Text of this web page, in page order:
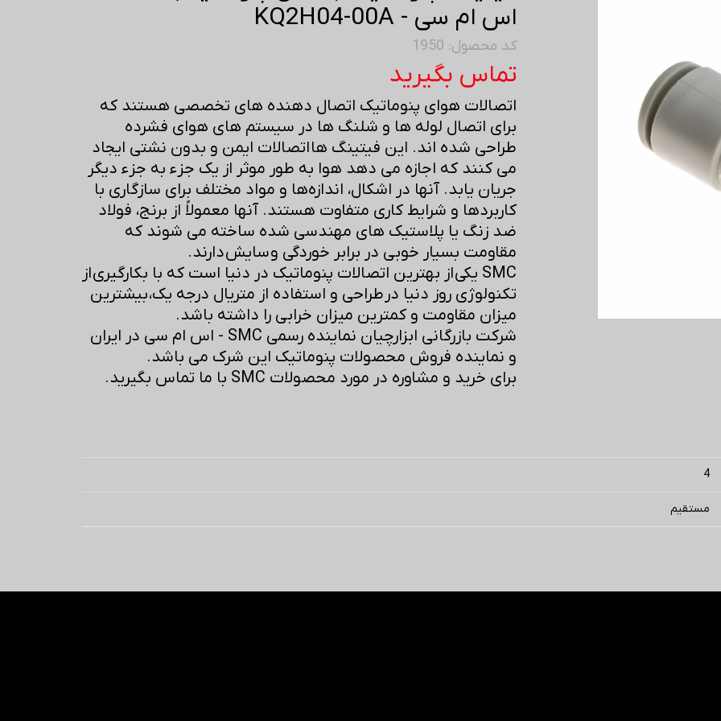
اس ام سی - KQ2H04-00A
کد محصول: 1950
تماس بگیرید
اتصالات هوای پنوماتیک اتصال دهنده های تخصصی هستند که
برای اتصال لوله ها و شلنگ ها در سیستم های هوای فشرده
طراحی شده اند. این فیتینگ ها اتصالات ایمن و بدون نشتی ایجاد
می کنند که اجازه می دهد هوا به طور موثر از یک جزء به جزء دیگر
جریان یابد. آنها در اشکال، اندازه‌ها و مواد مختلف برای سازگاری با
کاربردها و شرایط کاری متفاوت هستند. آنها معمولاً از برنج، فولاد
ضد زنگ یا پلاستیک های مهندسی شده ساخته می شوند که
مقاومت بسیار خوبی در برابر خوردگی و سایش دارند.
SMC یکی از بهترین اتصالات پنوماتیک در دنیا است که با بکارگیری از
تکنولوژی روز دنیا در طراحی و استفاده از متریال درجه یک، بیشترین
میزان مقاومت و کمترین میزان خرابی را داشته باشد.
شرکت بازرگانی ابزارچیان نماینده رسمی SMC - اس ام سی در ایران
و نماینده فروش محصولات پنوماتیک این شرک می باشد.
برای خرید و مشاوره در مورد محصولات SMC با ما تماس بگیرید.
4
مستقیم